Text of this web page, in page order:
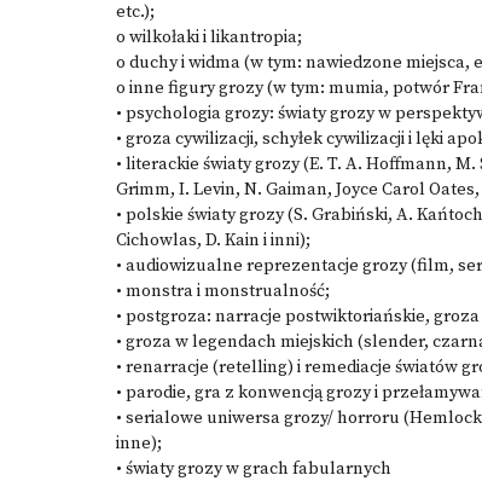
etc.);
o wilkołaki i likantropia;
o duchy i widma (w tym: nawiedzone
o inne figury grozy (w tym: mumia, potwór
• psychologia grozy: światy grozy w
• groza cywilizacji, schyłek cywilizacji i lęki
• literackie światy grozy (E. T. A. Hoffmann,
Grimm, I. Levin, N. Gaiman, Joyce Carol
• polskie światy grozy (S. Grabiński, A.
Cichowlas, D. Kain i inni);
• audiowizualne reprezentacje grozy (film,
• monstra i monstrualność;
• postgroza: narracje postwiktoriańskie,
• groza w legendach miejskich (slender,
• renarracje (retelling) i remediacje światów
• parodie, gra z konwencją grozy i
• serialowe uniwersa grozy/ horroru
inne);
• światy grozy w grach fabularnych